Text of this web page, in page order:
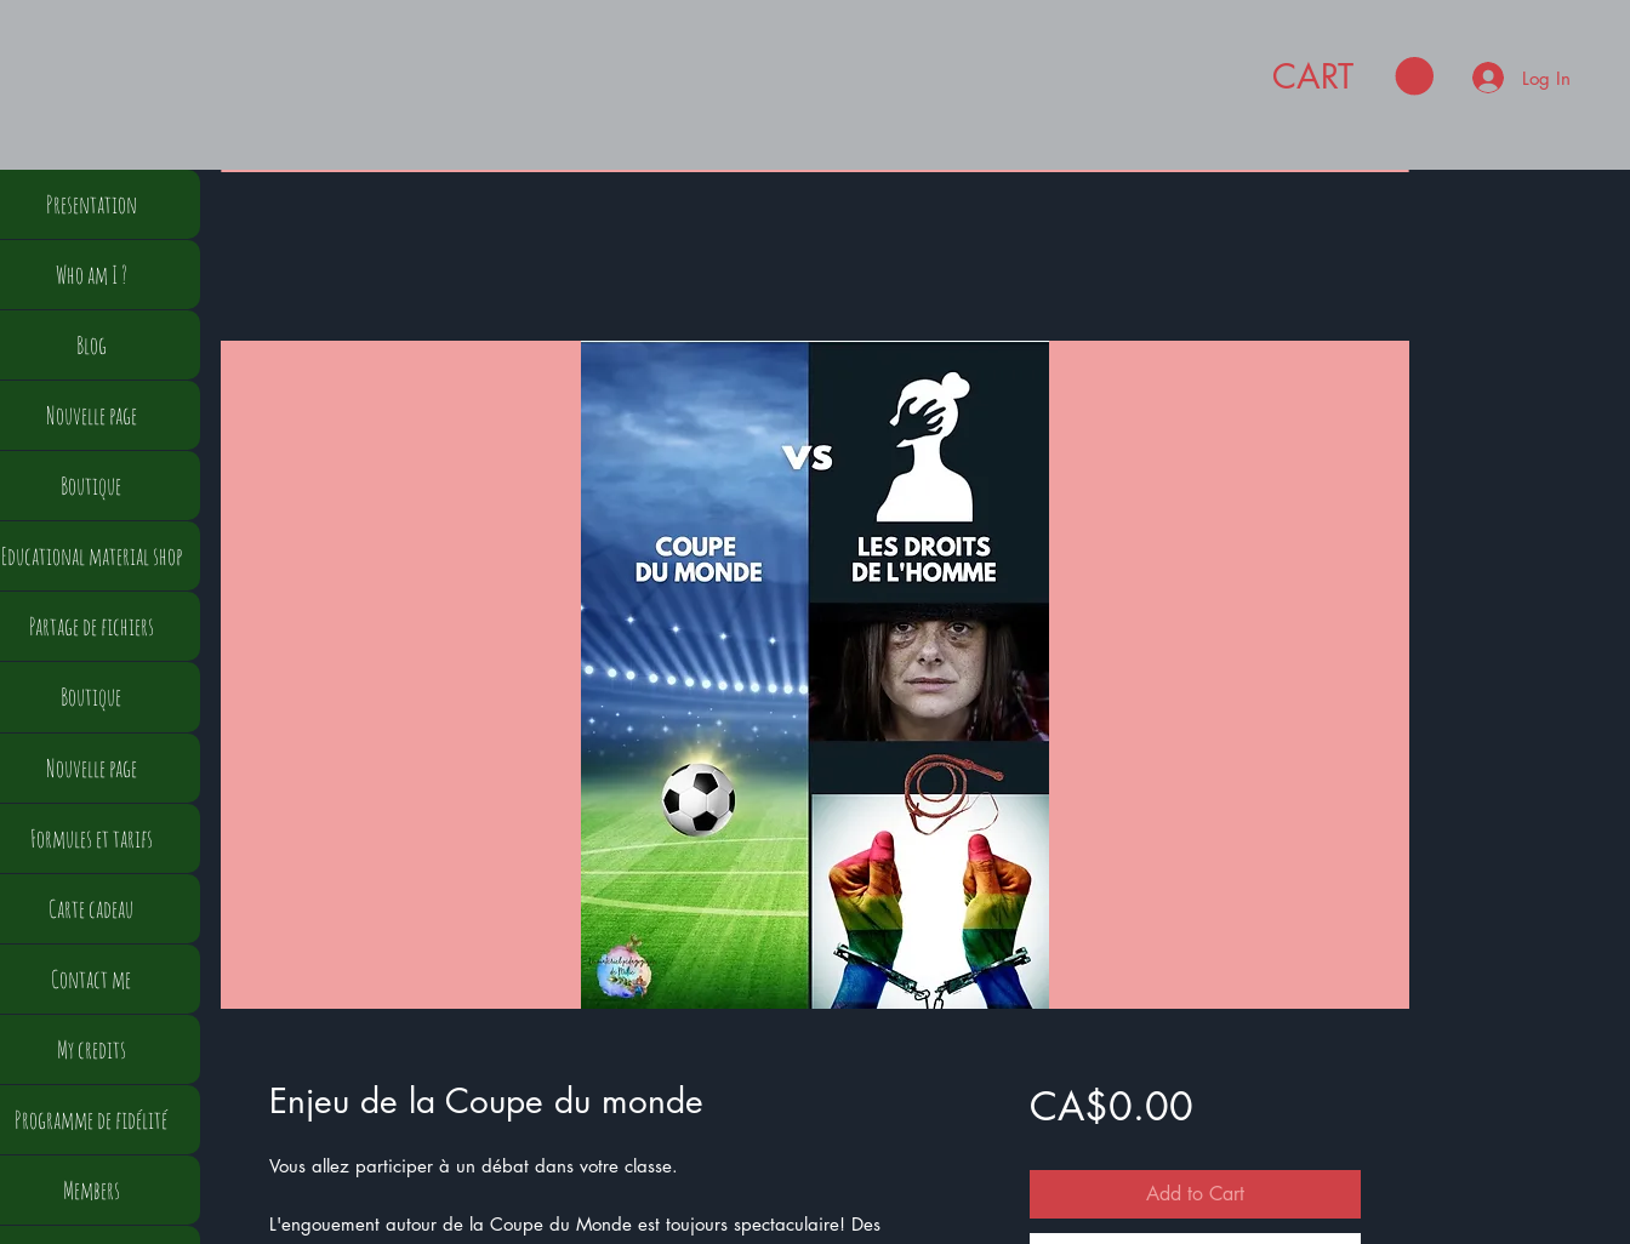
CART Log In
Enjeu de la Coupe du monde
Vous allez participer à un débat dans votre classe.
L'engouement autour de la Coupe du Monde est toujours spectaculaire! Des
CA$0.00Price
Add to Cart
Presentation
Who am I ?
Blog
Nouvelle page
Boutique
Educational material shop
Partage de fichiers
Boutique
Nouvelle page
Formules et tarifs
Carte cadeau
Contact me
My credits
Programme de fidélité
Members